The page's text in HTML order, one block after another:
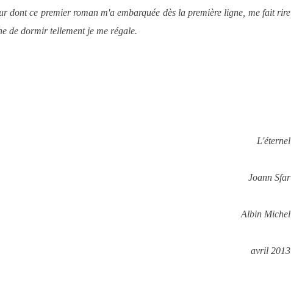
dont ce premier roman m'a embarquée dès la première ligne, me fait rire
de dormir tellement je me régale.
L'éternel
Joann Sfar
Albin Michel
avril 2013